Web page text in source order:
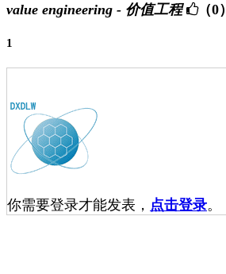
value engineering - 价值工程 （0）
1
你需要登录才能发表， 点击登录。